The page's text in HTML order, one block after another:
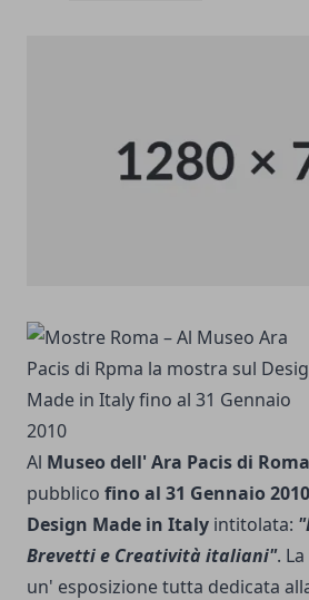
Al Museo dell' Ara Pacis di Roma
pubblico fino al 31 Gennaio
Design Made in Italy intitolata:
Brevetti e Creatività italiani".
un' esposizione tutta dedicata